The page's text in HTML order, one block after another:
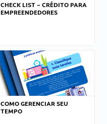
CHECK LIST – CRÉDITO PARA
EMPREENDEDORES
COMO GERENCIAR SEU
TEMPO